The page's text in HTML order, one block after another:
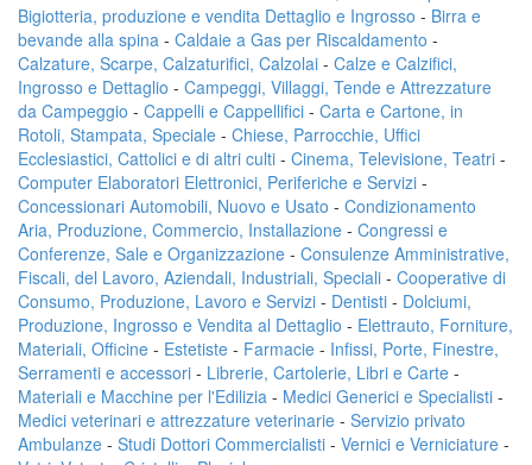
Bigiotteria, produzione e vendita Dettaglio e Ingrosso - Birra e
bevande alla spina - Caldaie a Gas per Riscaldamento -
Calzature, Scarpe, Calzaturifici, Calzolai - Calze e Calzifici,
Ingrosso e Dettaglio - Campeggi, Villaggi, Tende e Attrezzature
da Campeggio - Cappelli e Cappellifici - Carta e Cartone, in
Rotoli, Stampata, Speciale - Chiese, Parrocchie, Uffici
Ecclesiastici, Cattolici e di altri culti - Cinema, Televisione, Teatri -
Computer Elaboratori Elettronici, Periferiche e Servizi -
Concessionari Automobili, Nuovo e Usato - Condizionamento
Aria, Produzione, Commercio, Installazione - Congressi e
Conferenze, Sale e Organizzazione - Consulenze Amministrative,
Fiscali, del Lavoro, Aziendali, Industriali, Speciali - Cooperative di
Consumo, Produzione, Lavoro e Servizi - Dentisti - Dolciumi,
Produzione, Ingrosso e Vendita al Dettaglio - Elettrauto, Forniture,
Materiali, Officine - Estetiste - Farmacie - Infissi, Porte, Finestre,
Serramenti e accessori - Librerie, Cartolerie, Libri e Carte -
Materiali e Macchine per l'Edilizia - Medici Generici e Specialisti -
Medici veterinari e attrezzature veterinarie - Servizio privato
Ambulanze - Studi Dottori Commercialisti - Vernici e Verniciature -